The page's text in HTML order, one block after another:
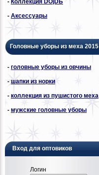
- Коллекция DОjDЬ
- Аксессуары
Головные уборы из меха 2015
- головные уборы из овчины
-шапки из норки
- коллекция из пушистого меха
- мужские головные уборы
Вход для оптовиков
Логин